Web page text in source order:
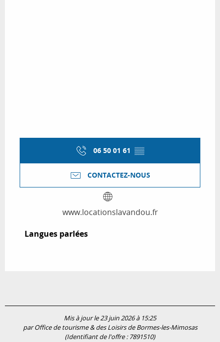
06 50 01 61 ▒▒
CONTACTEZ-NOUS
www.locationslavandou.fr
Langues parlées
Langues parlées
Mis à jour le 23 juin 2026 à 15:25
par Office de tourisme & des Loisirs de Bormes-les-Mimosas
(Identifiant de l'offre : 7891510)